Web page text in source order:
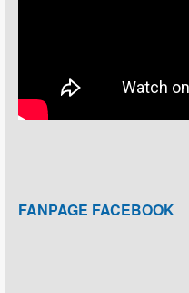
FANPAGE FACEBOOK